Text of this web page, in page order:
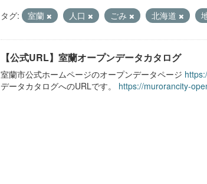
タグ: 室蘭 人口 ごみ 北海道
【公式URL】室蘭オープンデータカタログ
室蘭市公式ホームページのオープンデータページ
データカタログへのURLです。 https://murorancity-